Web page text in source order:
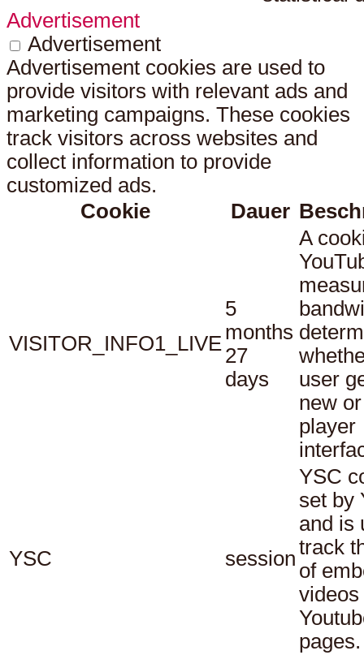
Advertisement
Advertisement
Advertisement cookies are used to
provide visitors with relevant ads and
marketing campaigns. These cookies
track visitors across websites and
collect information to provide
customized ads.
Cookie
Dauer
VISITOR_INFO1_LIVE
5
months
27
days
A
user
new
player
YSC session
YSC
set by
and is
track
of
videos
pages.